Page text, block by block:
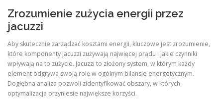
Zrozumienie zużycia energii przez
jacuzzi
Aby skutecznie zarządzać kosztami energii, kluczowe jest zrozumienie,
które komponenty jacuzzi zużywają najwięcej prądu i jakie czynniki
wpływają na to zużycie. Jacuzzi to złożony system, w którym każdy
element odgrywa swoją rolę w ogólnym bilansie energetycznym.
Dogłębna analiza pozwoli zidentyfikować obszary, w których
optymalizacja przyniesie największe korzyści.